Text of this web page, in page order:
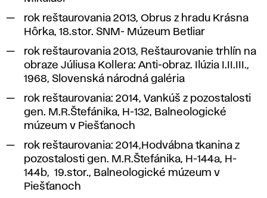
rok reštaurovania 2013, Obrus z hradu Krásna
Hôrka, 18.stor. SNM- Múzeum Betliar
rok reštaurovania 2013, Reštaurovanie trhlín na
obraze Júliusa Kollera: Anti-obraz. Ilúzia I.II.III.,
1968, Slovenská národná galéria
rok reštaurovania: 2014, Vankúš z pozostalosti
gen. M.R.Štefánika, H-132, Balneologické
múzeum v Piešťanoch
rok reštaurovania: 2014, Hodvábna tkanina z
pozostalosti gen. M.R.Štefánika, H-144a, H-
144b, 19.stor., Balneologické múzeum v
Piešťanoch